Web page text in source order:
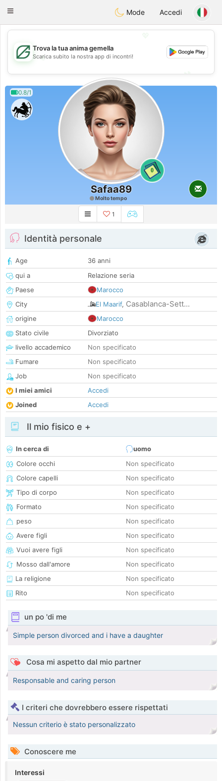
Dating
Toggle
Mode Accedi
💖
💕
💕
Trova la tua anima gemella
Scarica subito la nostra app di incontri!
0.8/1
0
Safaa89
Molto tempo
1
Identità personale
Age
36 anni
qui a
Relazione seria
Paese
Marocco
City
El Maarif, Casablanca-Sett...
origine
Marocco
Stato civile
Divorziato
livello accademico
Non specificato
Fumare
Non specificato
Job
Non specificato
I miei amici
Accedi
Joined
Accedi
Il mio fisico e +
In cerca di
uomo
Colore occhi
Non specificato
Colore capelli
Non specificato
Tipo di corpo
Non specificato
Formato
Non specificato
peso
Non specificato
Avere figli
Non specificato
Vuoi avere figli
Non specificato
Mosso dall'amore
Non specificato
La religione
Non specificato
Rito
Non specificato
un po 'di me
Simple person divorced and i have a daughter
Cosa mi aspetto dal mio partner
Responsable and caring person
I criteri che dovrebbero essere rispettati
Nessun criterio è stato personalizzato
Conoscere me
Interessi